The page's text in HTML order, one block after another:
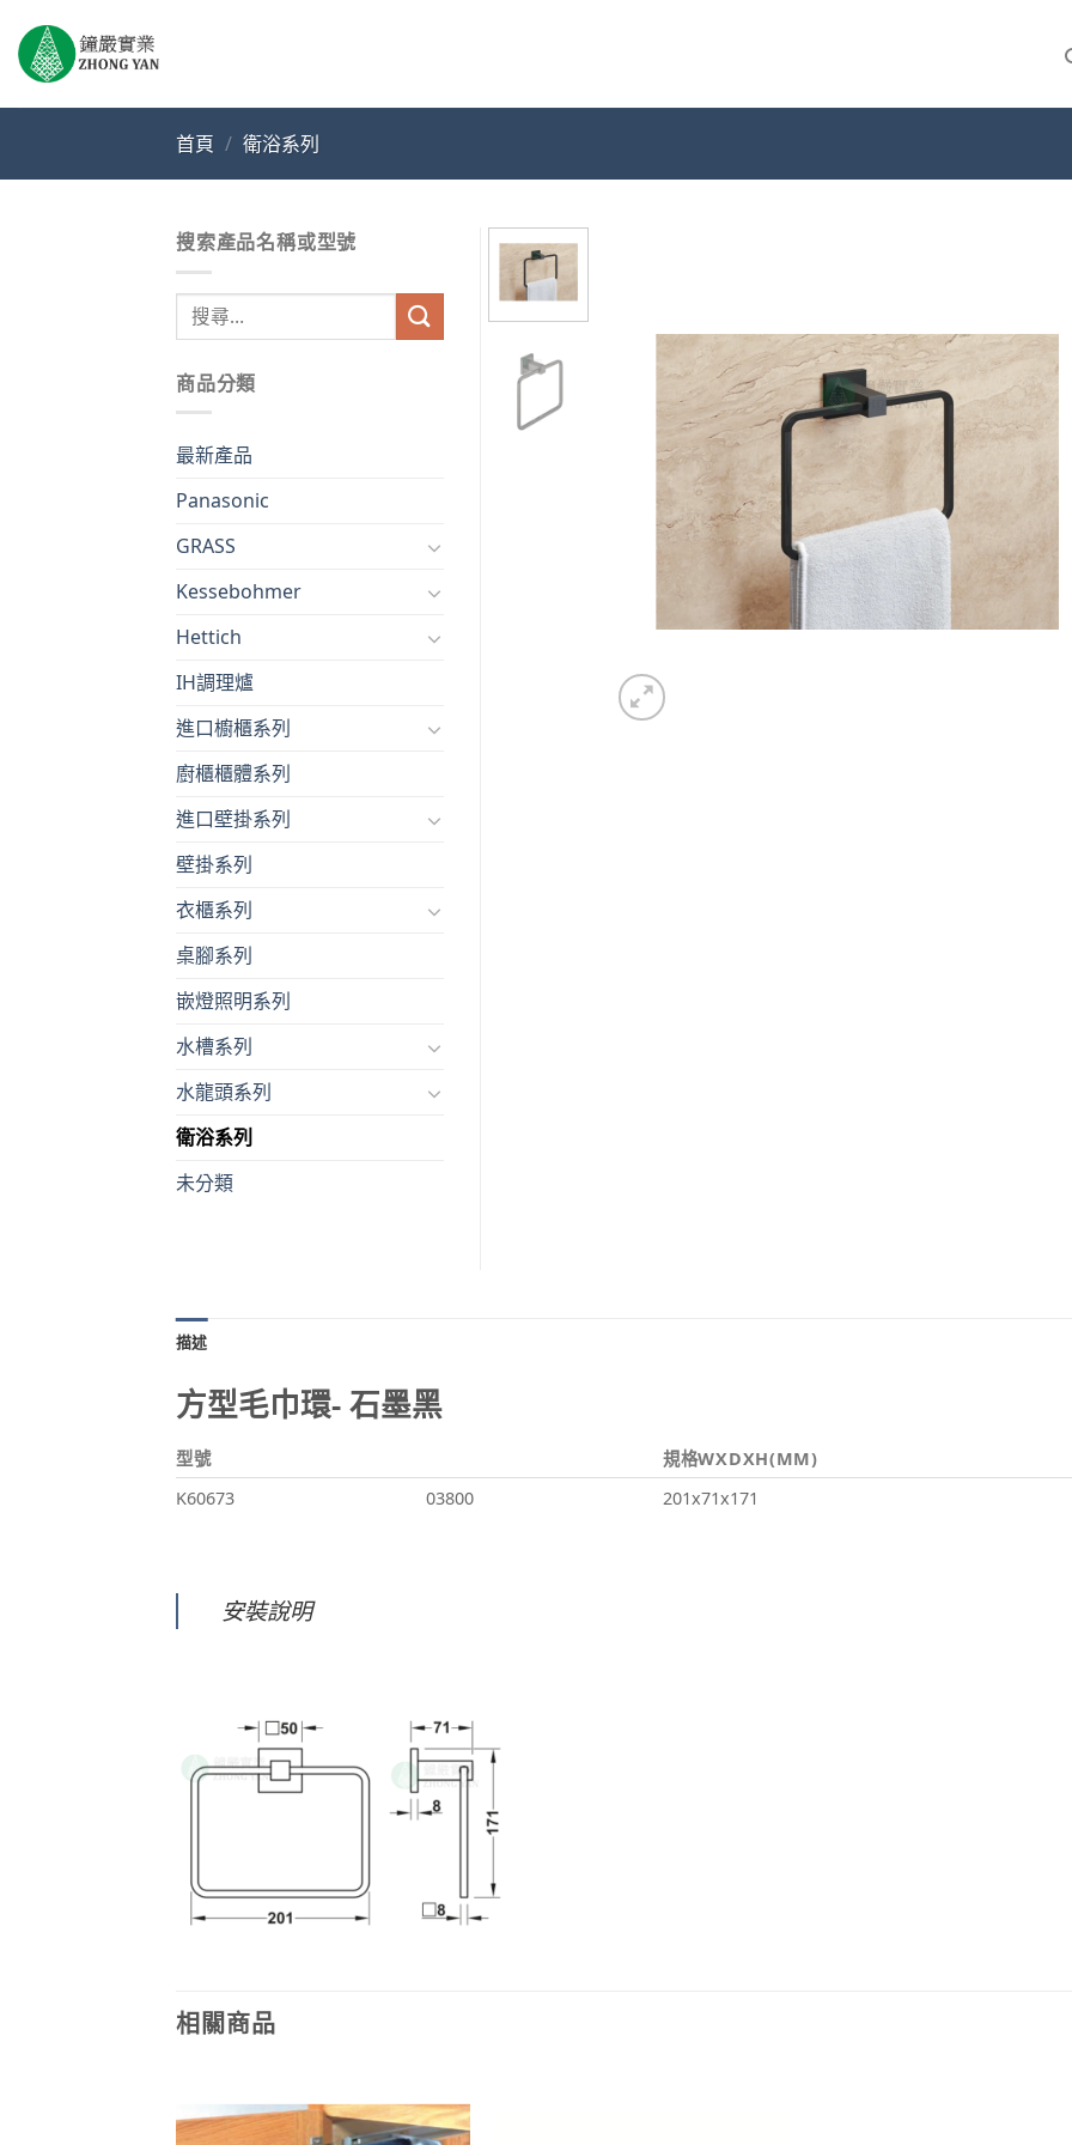
content
首頁 / 衛浴系列
搜索產品名稱或型號
鍵
字:
商品分類
最新產品
Panasonic
GRASS
Kessebohmer
Hettich
IH調理爐
進口櫥櫃系列
廚櫃櫃體系列
進口壁掛系列
壁掛系列
衣櫃系列
桌腳系列
嵌燈照明系列
水槽系列
水龍頭系列
衛浴系列
未分類
描述
方型毛巾環- 石墨黑
型號 規格WXDXH(MM)
K60673
03800 201x71x171
安裝說明
相關商品